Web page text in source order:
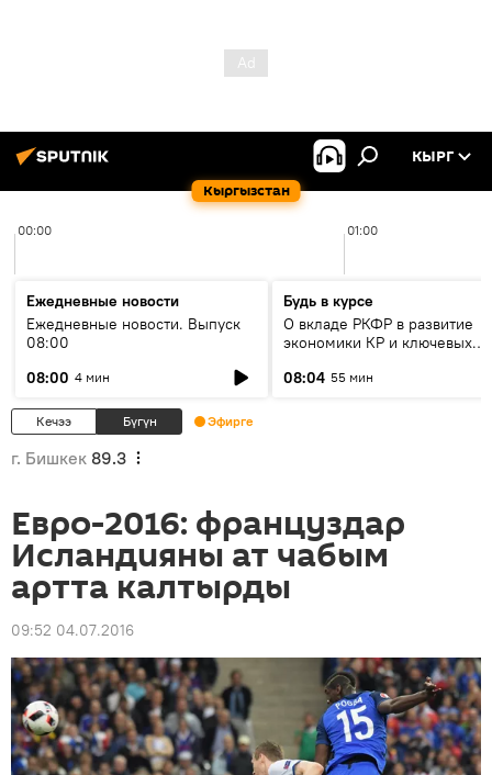
Кыргызстан
КЫРГ
00:00 01:00
Ежедневные новости
Ежедневные новости. Выпуск
08:00
08:00 4 мин
Будь в курсе
О вкладе РКФР в развитие
экономики КР и ключевых
08:04 55 мин
Кечээ Бүгүн Эфирге
г. Бишкек 89.3
Евро-2016: француздар
Исландияны ат чабым
артта калтырды
09:52 04.07.2016